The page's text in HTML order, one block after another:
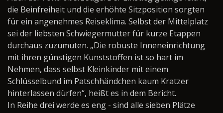
die Beinfreiheit und die erhöhte Sitzposition sorgten
für ein angenehmes Reiseklima. Selbst der Mittelplatz
sei der liebsten Schwiegermutter für kurze Etappen
durchaus zuzumuten. „Die robuste Inneneinrichtung
mit ihren günstigen Kunststoffen ist so hart im
Nehmen, dass selbst Kleinkinder mit einem
Schlüsselbund im Patschhändchen kaum Kratzer
hinterlassen dürfen“, heißt es in dem Bericht.
In Reihe drei werde es eng - sind alle sieben Plätze